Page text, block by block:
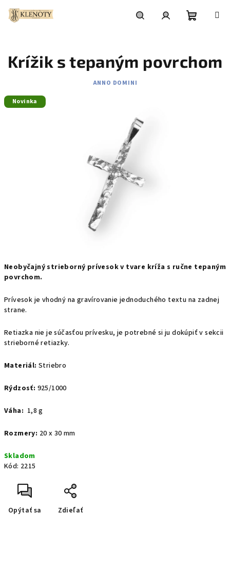
obsah
košík
Neobyčajný strieborný prívesok v tvare kríža s ručne tepaným
povrchom.
Prívesok je vhodný na gravírovanie jednoduchého textu na zadnej
strane.
Retiazka nie je súčasťou prívesku, je potrebné si ju dokúpiť v sekcii
strieborné retiazky.
Materiál: Striebro
Rýdzosť: 925/1000
Váha: 1,8 g
Rozmery: 20 x 30 mm
Skladom
Kód: 2215
Opýtať sa Zdieľať
Krížik s tepaným povrchom
ANNO DOMINI
Novinka